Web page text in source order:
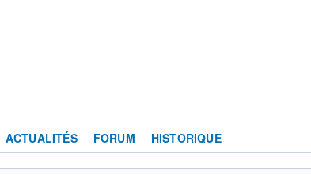
ACTUALITÉS FORUM HISTORIQUE